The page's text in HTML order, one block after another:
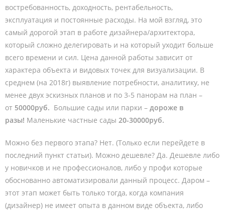
востребованность, доходность, рентабельность,
эксплуатация и постоянные расходы. На мой взгляд, это
самый дорогой этап в работе дизайнера/архитектора,
который сложно делегировать и на который уходит больше
всего времени и сил. Цена данной работы зависит от
характера объекта и видовых точек для визуализации. В
среднем (на 2018г) выявление потребности, аналитику, не
менее двух эскизных планов и по 3-5 панорам на план –
от 50000руб. Большие сады или парки – дороже в
разы! Маленькие частные сады 20-30000руб.
Можно без первого этапа? Нет. (Только если перейдете в
последний пункт статьи). Можно дешевле? Да. Дешевле либо
у новичков и не профессионалов, либо у профи которые
обоснованно автоматизировали данный процесс. Даром –
этот этап может быть только тогда, когда компания
(дизайнер) не имеет опыта в данном виде объекта, либо